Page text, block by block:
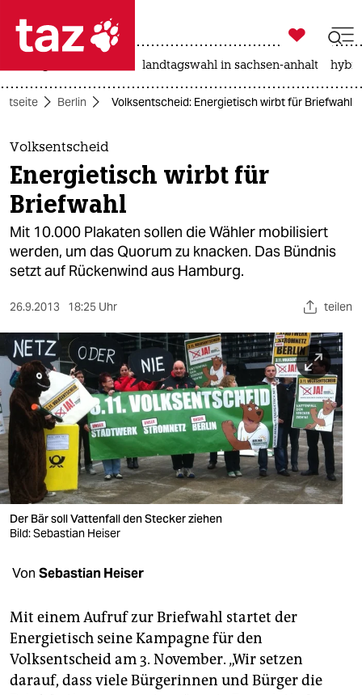
 taz zahl ich
taz zahl ich
themen
politik
öko
gesellschaft
sport
berlin
nord
wahrheit
verlag
verlag
veranstaltungen
shop
unterstützen
abo

taz zahl ich
landtagswahl in sachsen-anhalt
Berlin Volksentscheid: Energietisch wirbt für Briefwahl
Volksentscheid
Energietisch wirbt für
Briefwahl
Mit 10.000 Plakaten sollen die Wähler mobilisiert
werden, um das Quorum zu knacken. Das Bündnis
setzt auf Rückenwind aus Hamburg.
26.9.2013 18:25 Uhr teilen
Der Bär soll Vattenfall den Stecker ziehen
Bild: Sebastian Heiser
Von Sebastian Heiser
Mit einem Aufruf zur Briefwahl startet der
Energietisch seine Kampagne für den
Volksentscheid am 3. November. „Wir setzen
darauf, dass viele Bürgerinnen und Bürger die